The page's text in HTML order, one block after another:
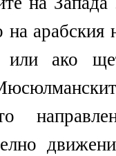
на арабския
или ако